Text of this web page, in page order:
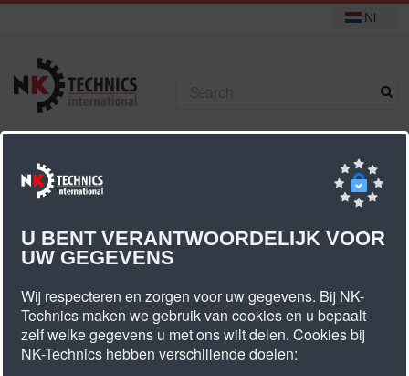
Nl
+31 (0) 314 393751
T10 Food grade
T10 Food Grade
U BENT VERANTWOORDELIJK VOOR
UW GEGEVENS
Wij respecteren en zorgen voor uw gegevens. Bij NK-
Technics maken we gebruik van cookies en u bepaalt
zelf welke gegevens u met ons wilt delen. Cookies bij
NK-Technics hebben verschillende doelen: